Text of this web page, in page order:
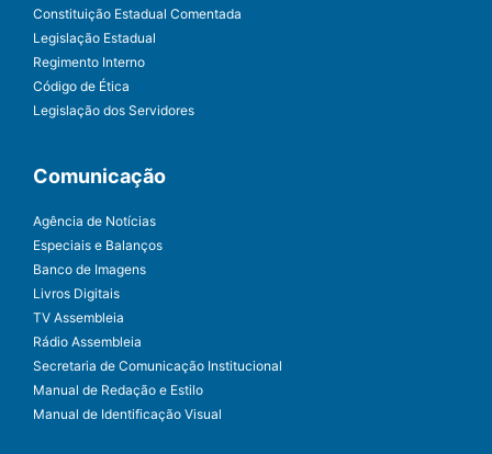
Constituição Estadual Comentada
Legislação Estadual
Regimento Interno
Código de Ética
Legislação dos Servidores
Comunicação
Agência de Notícias
Especiais e Balanços
Banco de Imagens
Livros Digitais
TV Assembleia
Rádio Assembleia
Secretaria de Comunicação Institucional
Manual de Redação e Estilo
Manual de Identificação Visual